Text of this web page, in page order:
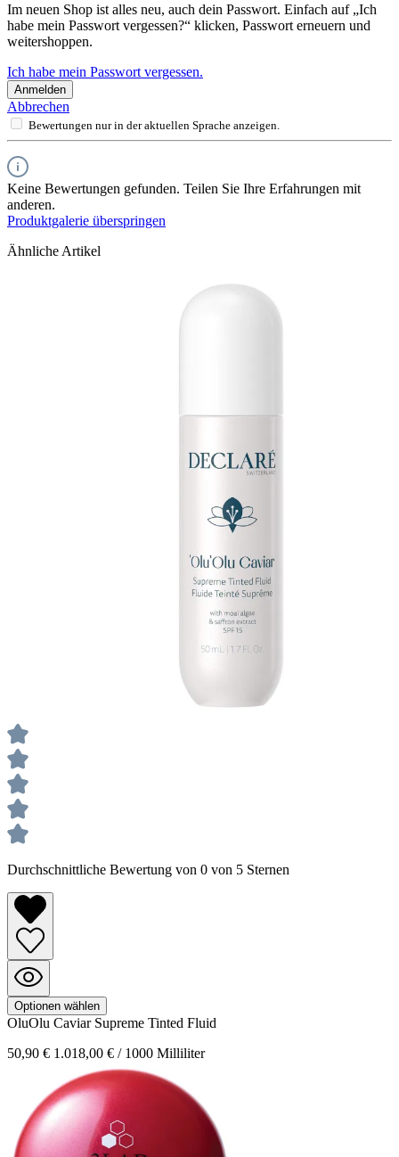
Im neuen Shop ist alles neu, auch dein Passwort. Einfach auf „Ich
habe mein Passwort vergessen?“ klicken, Passwort erneuern und
weitershoppen.
Ich habe mein Passwort vergessen.
Anmelden
Abbrechen
Bewertungen nur in der aktuellen Sprache anzeigen.
Keine Bewertungen gefunden. Teilen Sie Ihre Erfahrungen mit
anderen.
Produktgalerie überspringen
Ähnliche Artikel
Durchschnittliche Bewertung von 0 von 5 Sternen
Optionen wählen
OluOlu Caviar Supreme Tinted Fluid
50,90 € 1.018,00 € / 1000 Milliliter